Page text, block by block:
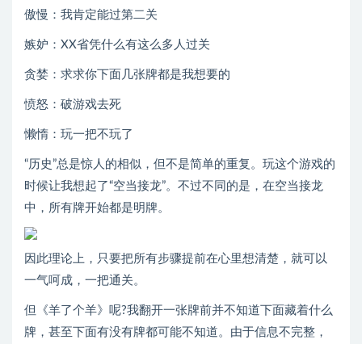
傲慢：我肯定能过第二关
嫉妒：XX省凭什么有这么多人过关
贪婪：求求你下面几张牌都是我想要的
愤怒：破游戏去死
懒惰：玩一把不玩了
“历史”总是惊人的相似，但不是简单的重复。玩这个游戏的
时候让我想起了“空当接龙”。不过不同的是，在空当接龙
中，所有牌开始都是明牌。
因此理论上，只要把所有步骤提前在心里想清楚，就可以
一气呵成，一把通关。
但《羊了个羊》呢?我翻开一张牌前并不知道下面藏着什么
牌，甚至下面有没有牌都可能不知道。由于信息不完整，